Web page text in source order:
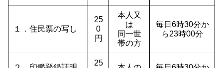
１．住民票の写し
25
0
円
本人又
は
同一世
帯の方
毎日6時30分か
ら23時00分
25